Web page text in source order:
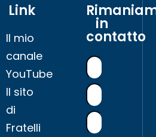
Link
Il mio
canale
YouTube
Il sito
di
Fratelli
in
contatto